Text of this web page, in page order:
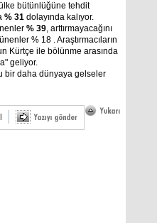
ülke bütünlüğüne tehdit
% 31 dolayında kalıyor.
% 39, arttırmayacağını
% 18 . Araştırmacıların
Kürtçe ile bölünme arasında
geliyor.
bir daha dünyaya gelseler